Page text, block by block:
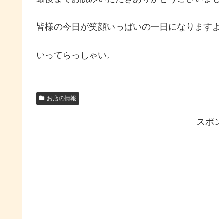
皆様の今日が笑顔いっぱいの一日になります
いってらっしゃい。
お店の情報
スポ